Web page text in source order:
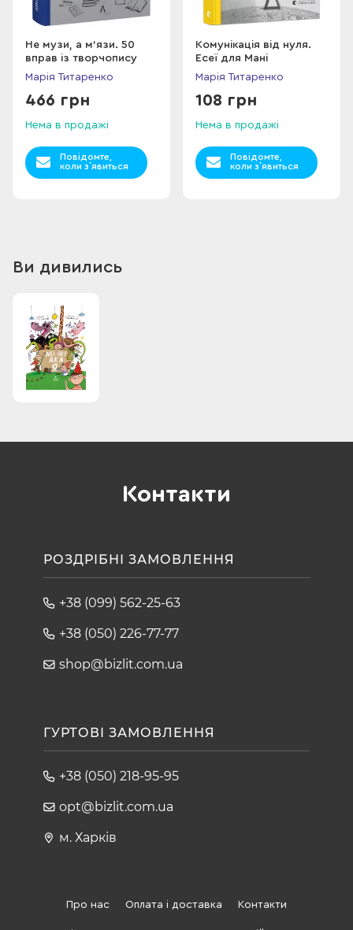
Не музи, а м'язи. 50
вправ із творчопису
Марія Титаренко
466 грн
Нема в продажі
Повідомте,
коли з`явиться
Комунікація від нуля.
Есеї для Мані
Марія Титаренко
108 грн
Нема в продажі
Повідомте,
коли з`явиться
Ви дивились
Контакти
РОЗДРІБНІ ЗАМОВЛЕННЯ
+38 (099) 562-25-63
+38 (050) 226-77-77
shop@bizlit.com.ua
ГУРТОВІ ЗАМОВЛЕННЯ
+38 (050) 218-95-95
opt@bizlit.com.ua
м. Харків
Про нас Оплата і доставка Контакти